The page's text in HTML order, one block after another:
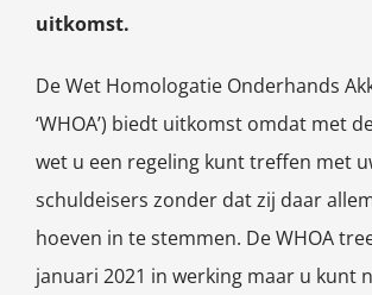
uitkomst.
De Wet Homologatie Onderhands
‘WHOA’) biedt uitkomst omdat met
wet u een regeling kunt treffen met
schuldeisers zonder dat zij daar
hoeven in te stemmen. De WHOA
januari 2021 in werking maar u kunt